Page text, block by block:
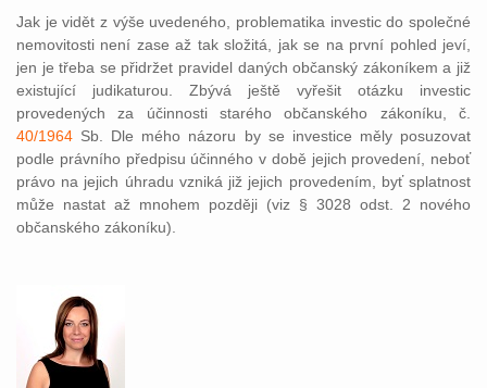
Jak je vidět z výše uvedeného, problematika investic do společné
nemovitosti není zase až tak složitá, jak se na první pohled jeví,
jen je třeba se přidržet pravidel daných občanský zákoníkem a již
existující judikaturou. Zbývá ještě vyřešit otázku investic
provedených za účinnosti starého občanského zákoníku, č.
40/1964 Sb. Dle mého názoru by se investice měly posuzovat
podle právního předpisu účinného v době jejich provedení, neboť
právo na jejich úhradu vzniká již jejich provedením, byť splatnost
může nastat až mnohem později (viz § 3028 odst. 2 nového
občanského zákoníku).